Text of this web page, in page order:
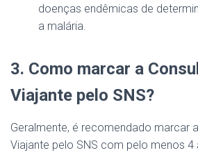
doenças endêmicas de
a malária.
3. Como marcar a
Viajante pelo SNS?
Geralmente, é recomendado marcar
Viajante pelo SNS com pelo menos 4